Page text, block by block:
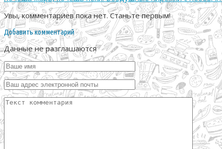
Увы, комментариев пока нет. Станьте первым!
Добавить комментарий
Данные не разглашаются